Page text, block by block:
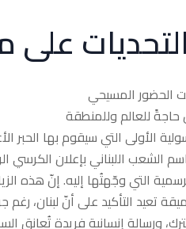
الحضور المسيحي
للعالم وللمنطقة
الأولى التي سيقوم بها الحبر
اللبناني بإعلان الكرسي
التي وجّهتُها إليه. إنّ هذه
تعيد التأكيد على أنّ لبنان،
ورسالة إنسانية فريدة تُعانق